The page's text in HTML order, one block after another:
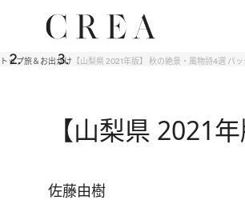
トップ旅＆お出かけ 【山梨県 2021年版】 秋の絶景・風物詩4選 パ
【山梨県 2021
佐藤由樹